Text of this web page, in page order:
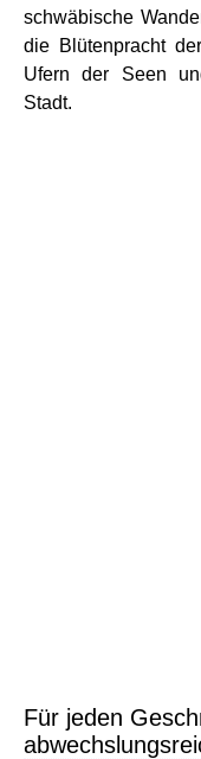
schwäbische
die Blütenpracht
Ufern der Seen
Stadt.
Für jeden